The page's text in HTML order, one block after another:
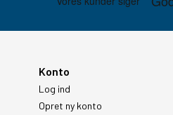
Konto
Log ind
Opret ny konto